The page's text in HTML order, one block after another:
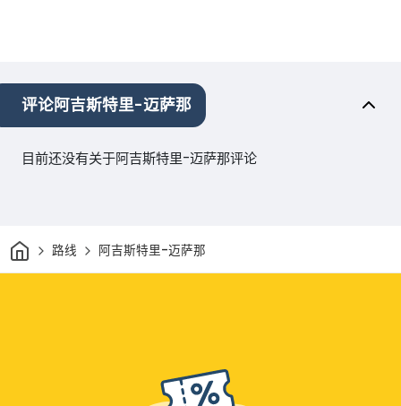
评论阿吉斯特里-迈萨那
目前还没有关于阿吉斯特里-迈萨那评论
家 路线 阿吉斯特里-迈萨那